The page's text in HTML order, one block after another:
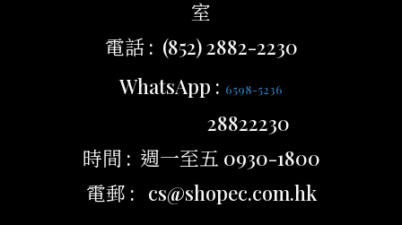
室
電話 : (852) 2882-2230
WhatsApp : 6598-5236
28822230
時間 : 週一至五 0930-1800
電郵 : cs@shopec.com.hk